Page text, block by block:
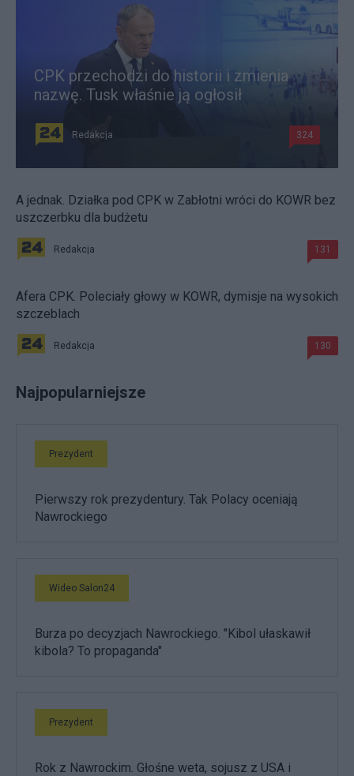
CPK przechodzi do historii i zmienia
nazwę. Tusk właśnie ją ogłosił
Redakcja 324
A jednak. Działka pod CPK w Zabłotni wróci do KOWR bez
uszczerbku dla budżetu
Redakcja 131
Afera CPK. Poleciały głowy w KOWR, dymisje na wysokich
szczeblach
Redakcja 130
Najpopularniejsze
Prezydent
Pierwszy rok prezydentury. Tak Polacy oceniają
Nawrockiego
Wideo Salon24
Burza po decyzjach Nawrockiego. "Kibol ułaskawił
kibola? To propaganda"
Prezydent
Rok z Nawrockim. Głośne weta, sojusz z USA i